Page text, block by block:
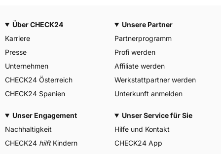
Über CHECK24
Karriere
Presse
Unternehmen
CHECK24 Österreich
CHECK24 Spanien
Unsere Partner
Partnerprogramm
Profi werden
Affiliate werden
Werkstattpartner werden
Unterkunft anmelden
Unser Engagement
Nachhaltigkeit
CHECK24 hilftKindern
Unser Service für Sie
Hilfe und Kontakt
CHECK24 App